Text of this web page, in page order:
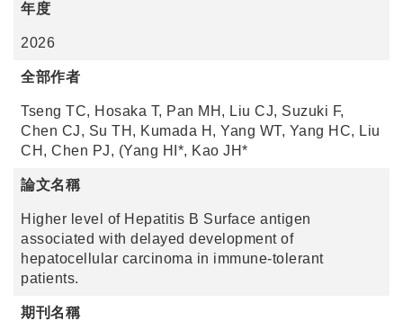
年度
2026
全部作者
Tseng TC, Hosaka T, Pan MH, Liu CJ, Suzuki F,
Chen CJ, Su TH, Kumada H, Yang WT, Yang HC, Liu
CH, Chen PJ, (Yang HI*, Kao JH*
論文名稱
Higher level of Hepatitis B Surface antigen
associated with delayed development of
hepatocellular carcinoma in immune-tolerant
patients.
期刊名稱